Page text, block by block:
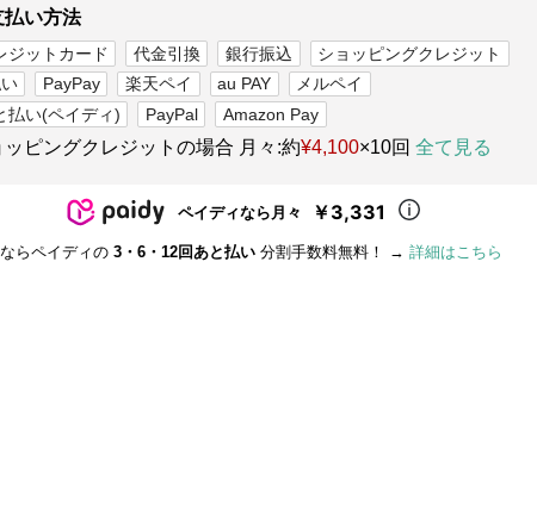
払い方法
ジットカード 代金引換 銀行振込
ショッピングクレジット
PayPay 楽天ペイ au PAY
メルペイ
払い(ペイディ)
PayPal Amazon Pay
ッピングクレジットの場合 月々:約¥4,100×10回 全て見る
ペイディなら月々 ￥3,331
らペイディの 3・6・12回あと払い 分割手数料無料！ → 詳細はこちら